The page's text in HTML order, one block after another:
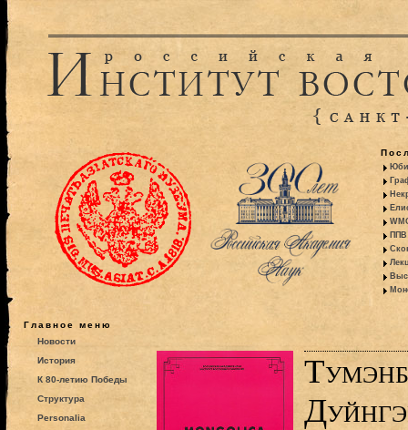
ППВ
Главное меню
Новости
История
К 80-летию Победы
Структура
Personalia